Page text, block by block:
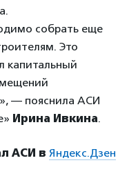
собрать еще
Это
капитальный
— пояснила АСИ
Ирина Ивкина.
АСИ в Яндекс.Дзен